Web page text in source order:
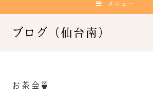
メニュー
お茶会🍵